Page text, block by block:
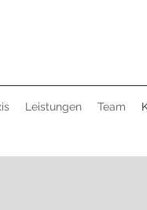
Leistungen Team